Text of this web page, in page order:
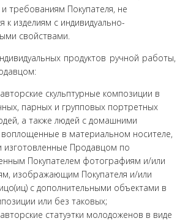
требованиям Покупателя, не
к изделиям с индивидуально-
свойствами.
продуктов ручной работы,
скульптурные композиции в
парных и групповых портретных
а также людей с домашними
в материальном носителе,
изготовленные Продавцом по
Покупателем фотографиям и/или
изображающим Покупателя и/или
с дополнительными объектами в
или без таковых;
статуэтки молодоженов в виде